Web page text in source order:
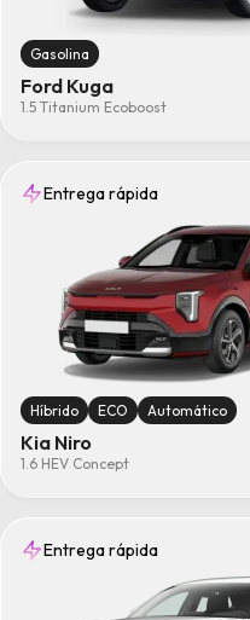
Gasolina
Ford Kuga
1.5 Titanium Ecoboost
Entrega rápida
Híbrido ECO Automático
Kia Niro
1.6 HEV Concept
Entrega rápida